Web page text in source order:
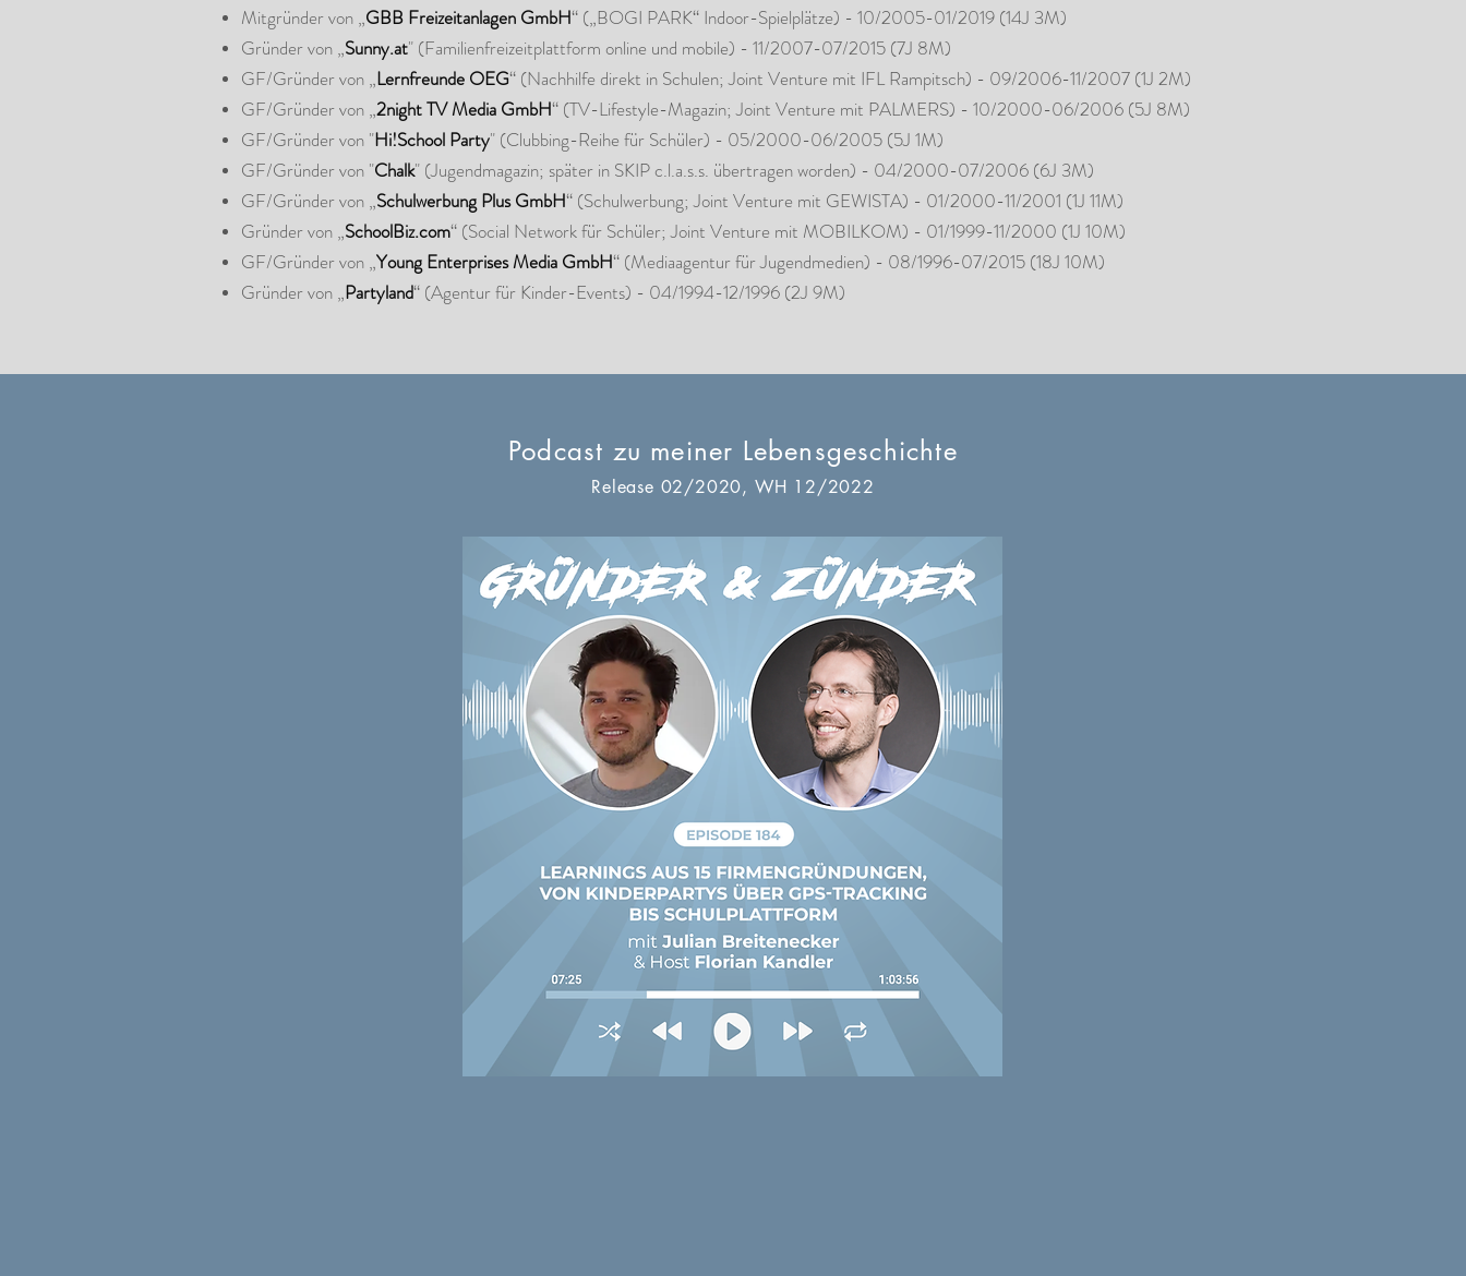
Mitgründer von „GBB Freizeitanlagen GmbH“ („BOGI PARK“ Indoor-Spielplätze) - 10/2005-01/2019 (14J 3M)
Gründer von „Sunny.at" (Familienfreizeitplattform online und mobile) - 11/2007-07/2015 (7J 8M)
GF/Gründer von „Lernfreunde OEG“ (Nachhilfe direkt in Schulen; Joint Venture mit IFL Rampitsch) - 09/2006-11/2007 (1J 2M)
GF/Gründer von „2night TV Media GmbH“ (TV-Lifestyle-Magazin; Joint Venture mit PALMERS) - 10/2000-06/2006 (5J 8M)
GF/Gründer von "Hi!School Party" (Clubbing-Reihe für Schüler) - 05/2000-06/2005 (5J 1M)
GF/Gründer von "Chalk" (Jugendmagazin; später in SKIP c.l.a.s.s. übertragen worden) - 04/2000-07/2006 (6J 3M)
GF/Gründer von „Schulwerbung Plus GmbH“ (Schulwerbung; Joint Venture mit GEWISTA) - 01/2000-11/2001 (1J 11M)
Gründer von „SchoolBiz.com“ (Social Network für Schüler; Joint Venture mit MOBILKOM) - 01/1999-11/2000 (1J 10M)
GF/Gründer von „Young Enterprises Media GmbH“ (Mediaagentur für Jugendmedien) - 08/1996-07/2015 (18J 10M)
Gründer von „Partyland“ (Agentur für Kinder-Events) - 04/1994-12/1996 (2J 9M)
Podcast zu meiner Lebensgeschichte
Release 02/2020, WH 12/2022